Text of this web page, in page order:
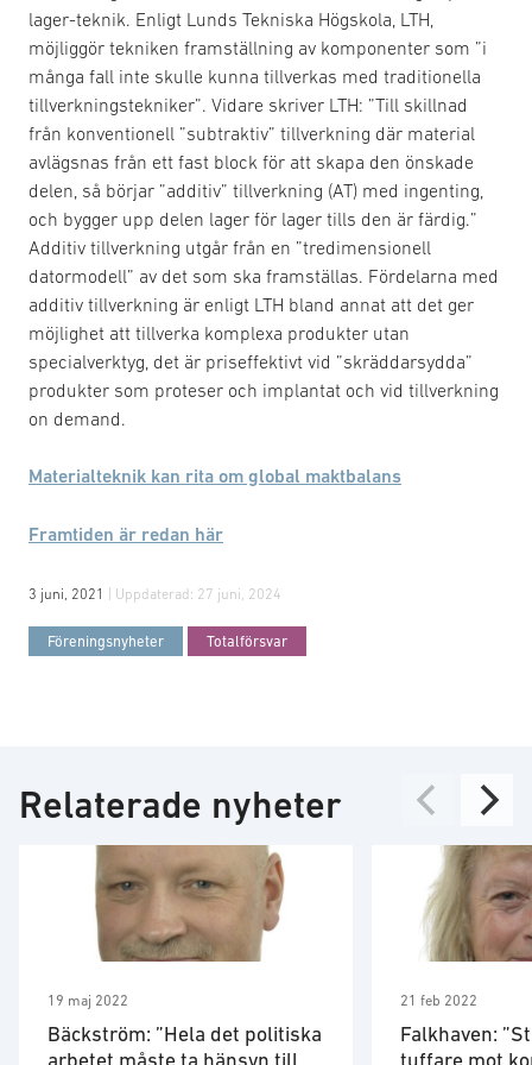
lager-teknik. Enligt Lunds Tekniska Högskola, LTH,
möjliggör tekniken framställning av komponenter som ”i
många fall inte skulle kunna tillverkas med traditionella
tillverkningstekniker”. Vidare skriver LTH: ”Till skillnad
från konventionell ”subtraktiv” tillverkning där material
avlägsnas från ett fast block för att skapa den önskade
delen, så börjar ”additiv” tillverkning (AT) med ingenting,
och bygger upp delen lager för lager tills den är färdig.”
Additiv tillverkning utgår från en ”tredimensionell
datormodell” av det som ska framställas. Fördelarna med
additiv tillverkning är enligt LTH bland annat att det ger
möjlighet att tillverka komplexa produkter utan
specialverktyg, det är priseffektivt vid ”skräddarsydda”
produkter som proteser och implantat och vid tillverkning
on demand.
Materialteknik kan rita om global maktbalans
Framtiden är redan här
3 juni, 2021 | Uppdaterad: 27 juni, 2024
Föreningsnyheter Totalförsvar
Relaterade nyheter
19 maj 2022
Bäckström: ”Hela det politiska
21 feb 2022
Falkhaven: